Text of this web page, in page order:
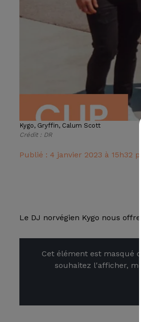
Kygo, Gryffin, Calum Scott
Crédit : DR
Publié : 4 janvier 2023 à 15h32
Le DJ norvégien Kygo nous
Cet élément est masqué
souhaitez l'afficher,